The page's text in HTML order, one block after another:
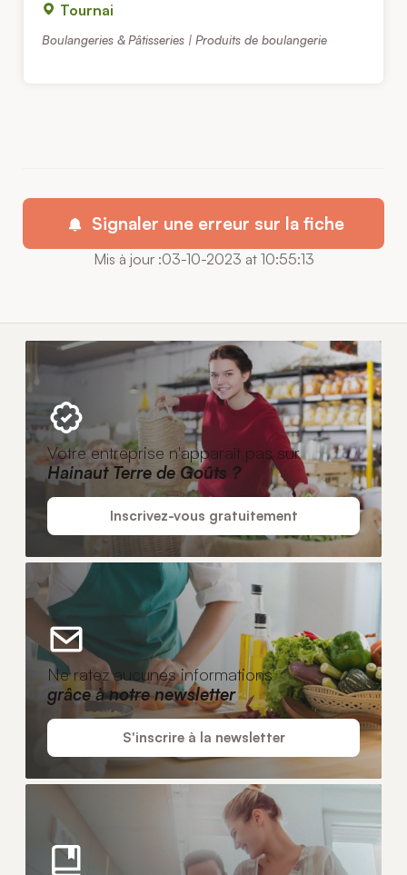
Tournai
Boulangeries & Pâtisseries | Produits de boulangerie
Signaler une erreur sur la fiche
Mis à jour :03-10-2023 at 10:55:13
Votre entreprise n'apparaît pas sur
Hainaut Terre de Goûts ?
Inscrivez-vous gratuitement
Ne ratez aucunes informations
grâce à notre newsletter
S'inscrire à la newsletter